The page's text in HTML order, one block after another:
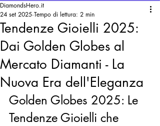
Tendenze Gioielli 2025:
Dai Golden Globes al
Mercato Diamanti - La
Nuova Era dell'Eleganza
DiamondsHero.it
24 set 2025 Tempo di lettura: 2 min
Golden Globes 2025: Le
Tendenze Gioielli che